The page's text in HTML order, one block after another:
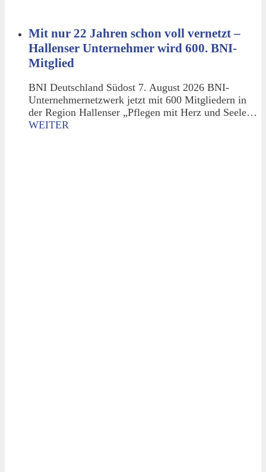
Mit nur 22 Jahren schon voll vernetzt –
Hallenser Unternehmer wird 600. BNI-
Mitglied
BNI Deutschland Südost 7. August 2026 BNI-
Unternehmernetzwerk jetzt mit 600 Mitgliedern in
der Region Hallenser „Pflegen mit Herz und Seele…
WEITER